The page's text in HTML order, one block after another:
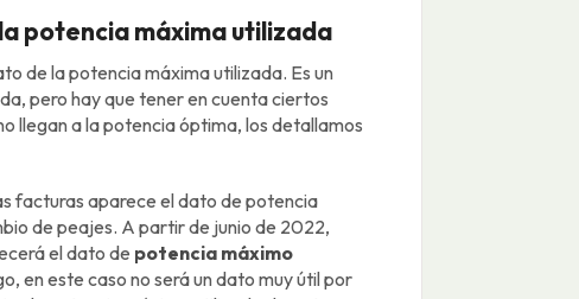
potencia máxima utilizada
de la potencia máxima utilizada. Es un
pero hay que tener en cuenta ciertos
llegan a la potencia óptima, los detallamos
facturas aparece el dato de potencia
de peajes. A partir de junio de 2022,
el dato de potencia máximo
en este caso no será un dato muy útil por